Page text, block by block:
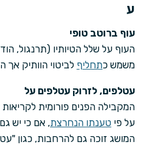
ע
עוף ברוטב טופי
העוף על שלל הטיותיו (תרנגול,
משמש כתחליף לביטוי הוותיק
עטלפים, לזרוק עטלפים על
המקבילה הפנים פורומית
על פי טענתו הנחרצת, אם כי יש
המושג זוכה גם להרחבות, כגון